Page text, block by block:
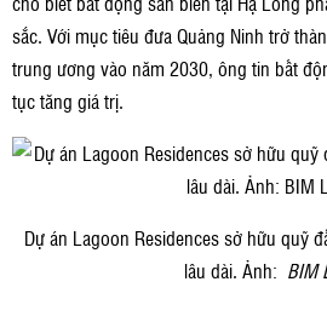
sắc. Với mục tiêu đưa Quảng Ninh trở
trung ương vào năm 2030, ông tin bất
tục tăng giá trị.
Dự án Lagoon Residences sở hữu quỹ
lâu dài. Ảnh: BIM